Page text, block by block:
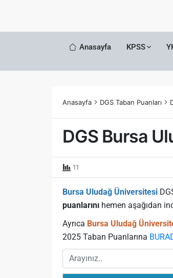
Anasayfa KPSS
Anasayfa DGS Taban Puanları
DGS Bursa
11
Bursa Uludağ Üniversitesi
puanlarını hemen aşağıdan
Ayrıca Bursa Uludağ
2025 Taban Puanlarına